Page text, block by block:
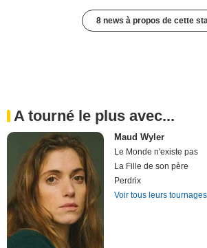
8 news à propos de cette
A tourné le plus avec...
Maud Wyler
Le Monde n'existe pas
La Fille de son père
Perdrix
Voir tous leurs